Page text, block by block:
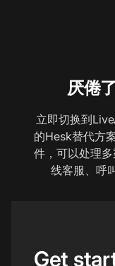
厌倦
立即切换到
的Hesk替代方
件，可以处理
线客服、呼
Get